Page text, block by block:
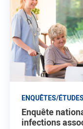
ENQUÊTES/ÉTUDES
Enquête
infections